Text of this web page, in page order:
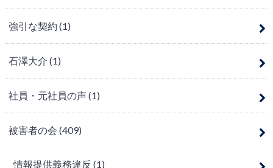
強引な契約 (1)
石澤大介 (1)
社員・元社員の声(1)
被害者の会 (409)
情報提供義務違反 (1)